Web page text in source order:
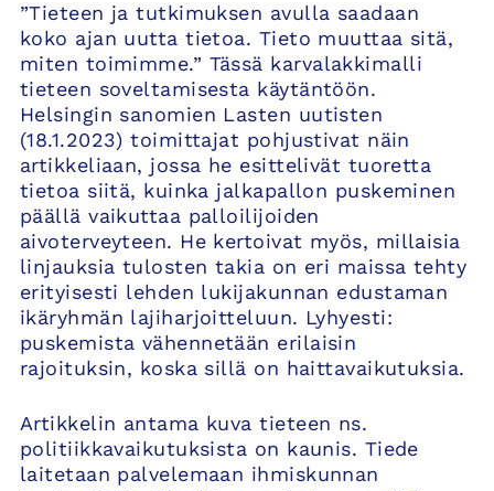
”Tieteen ja tutkimuksen avulla saadaan
koko ajan uutta tietoa. Tieto muuttaa sitä,
miten toimimme.” Tässä karvalakkimalli
tieteen soveltamisesta käytäntöön.
Helsingin sanomien Lasten uutisten
(18.1.2023) toimittajat pohjustivat näin
artikkeliaan, jossa he esittelivät tuoretta
tietoa siitä, kuinka jalkapallon puskeminen
päällä vaikuttaa palloilijoiden
aivoterveyteen. He kertoivat myös, millaisia
linjauksia tulosten takia on eri maissa tehty
erityisesti lehden lukijakunnan edustaman
ikäryhmän lajiharjoitteluun. Lyhyesti:
puskemista vähennetään erilaisin
rajoituksin, koska sillä on haittavaikutuksia.
Artikkelin antama kuva tieteen ns.
politiikkavaikutuksista on kaunis. Tiede
laitetaan palvelemaan ihmiskunnan